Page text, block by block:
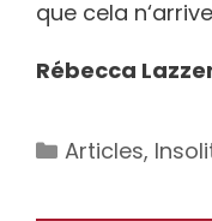
que cela
Rébecca
Catégories
Articles,